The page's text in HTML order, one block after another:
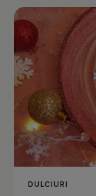
DULCIURI